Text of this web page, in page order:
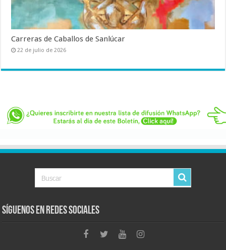
Carreras de Caballos de Sanlúcar
22 de julio de 2026
Síguenos en Redes Sociales